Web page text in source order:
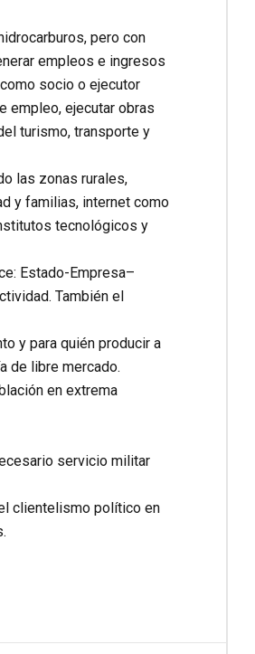
pero con
empleos e ingresos
socio o ejecutor
empleo, ejecutar obras
turismo, transporte y
las zonas rurales,
y familias, internet como
tecnológicos y
Estado-Empresa–
También el
y para quién producir a
de libre mercado.
en extrema
servicio militar
clientelismo político en